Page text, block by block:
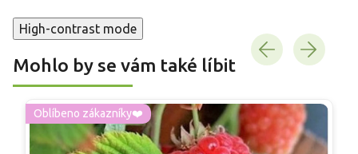
High-contrast mode
Mohlo by se vám také líbit
Oblíbeno zákazníky❤️